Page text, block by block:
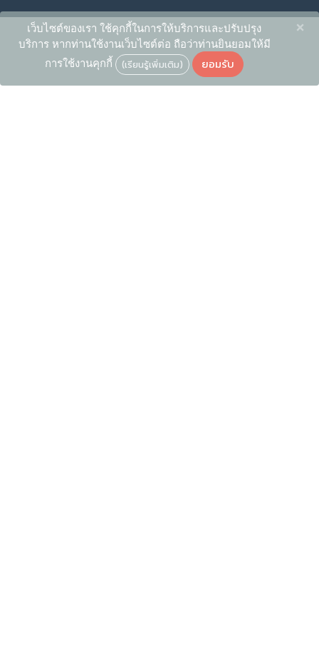
เว็บไซต์ของเรา ใช้คุกกี้ในการให้บริการและปรับปรุง
บริการ หากท่านใช้งานเว็บไซต์ต่อ ถือว่าท่านยินยอมให้มี
การใช้งานคุกกี้ (เรียนรู้เพิ่มเติม) ยอมรับ
×